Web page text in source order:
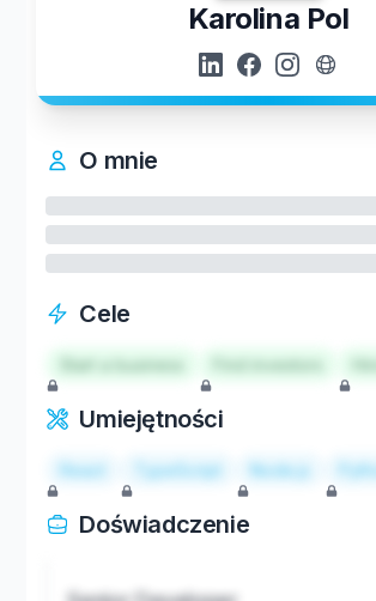
Karolina Pol
O mnie
Cele
Start a business
Umiejętności
React TypeScript Node.js
Doświadczenie